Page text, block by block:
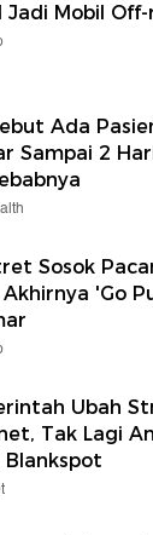
Jadi Mobil
Ada
Sampai 2
Sosok
'Go
Ubah
Tak Lagi